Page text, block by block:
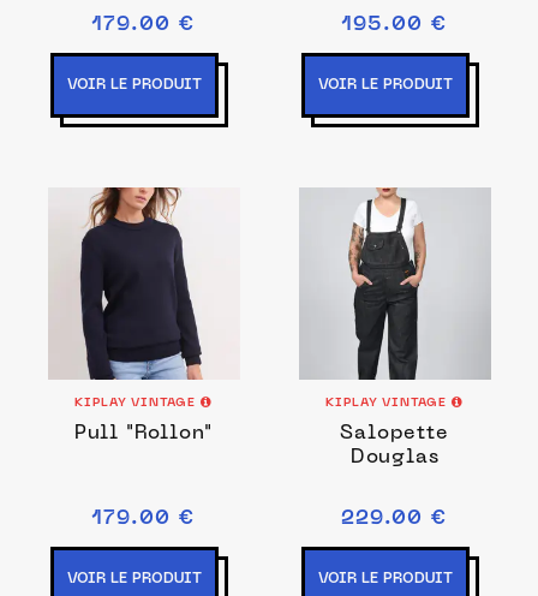
Augustin
179.00 €
VOIR LE PRODUIT
195.00 €
VOIR LE PRODUIT
KIPLAY VINTAGE
Pull "Rollon"
179.00 €
VOIR LE PRODUIT
KIPLAY VINTAGE
Salopette
Douglas
229.00 €
VOIR LE PRODUIT